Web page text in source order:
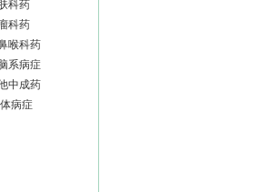
科药
科药
喉科药
系病症
中成药
病症